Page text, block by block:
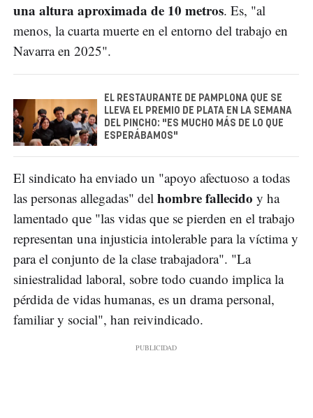
una altura aproximada de 10 metros. Es, "al
menos, la cuarta muerte en el entorno del trabajo en
Navarra en 2025".
EL RESTAURANTE DE PAMPLONA QUE SE
LLEVA EL PREMIO DE PLATA EN LA SEMANA
DEL PINCHO: "ES MUCHO MÁS DE LO QUE
ESPERÁBAMOS"
El sindicato ha enviado un "apoyo afectuoso a todas
las personas allegadas" del hombre fallecido y ha
lamentado que "las vidas que se pierden en el trabajo
representan una injusticia intolerable para la víctima y
para el conjunto de la clase trabajadora". "La
siniestralidad laboral, sobre todo cuando implica la
pérdida de vidas humanas, es un drama personal,
familiar y social", han reivindicado.